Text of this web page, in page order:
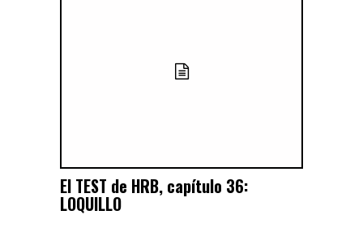
El TEST de HRB, capítulo 36:
LOQUILLO